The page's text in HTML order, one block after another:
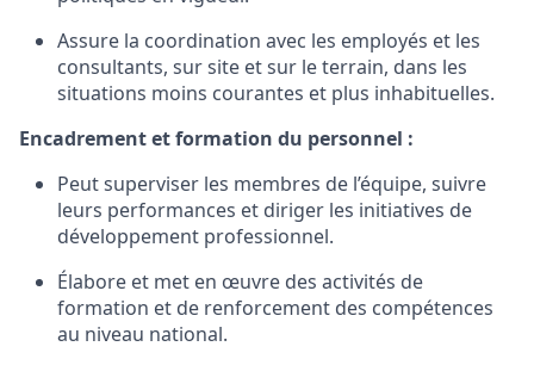
Assure la coordination avec les employés et les
consultants, sur site etsur leterrain, dans les
situations moins courantes et plus inhabituelles.
Encadrementetformation du personnel :
Peutsuperviser les membres de l’équipe, suivre
leurs performances et diriger les initiatives de
développement professionnel.
Élabore et met en œuvre des activités de
formation et de renforcement des compétences
au niveau national.